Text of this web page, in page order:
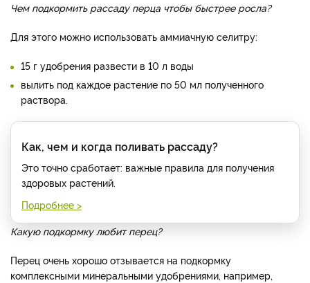
Чем подкормить рассаду перца чтобы быстрее росла?
Для этого можно использовать аммиачную селитру:
15 г удобрения развести в 10 л воды
вылить под каждое растение по 50 мл полученного
раствора.
Как, чем и когда поливать рассаду?
Это точно сработает: важные правила для получения
здоровых растений.
Подробнее >
Какую подкормку любит перец?
Перец очень хорошо отзывается на подкормку
комплексными минеральными удобрениями, например,